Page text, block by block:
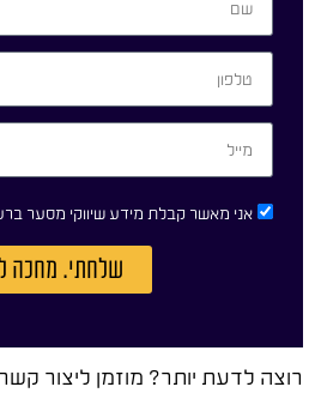
אני מאשר קבלת מידע שיווקי מסער
שלחתי. מחכה
רוצה לדעת יותר? מוזמן ליצור